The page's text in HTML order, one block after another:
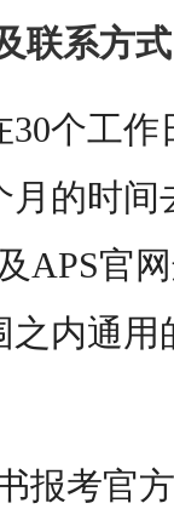
联系方
个工
月的时
APS官
内通用
报考官